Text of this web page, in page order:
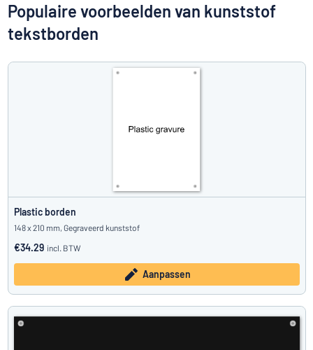
Kun je niet vinden wat je zoekt? Ontwerp uw bord hier
Inloggen
Klantenservice
Bedrijf
Populaire voorbeelden van kunststof
tekstborden
Plastic borden
148 x 210 mm, Gegraveerd kunststof
€34.29 incl. BTW
Aanpassen